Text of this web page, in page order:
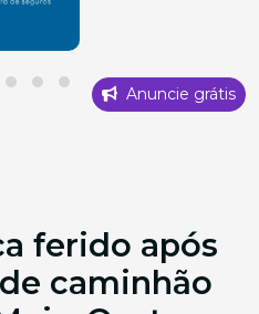
Anuncie grátis
ferido após
caminhão